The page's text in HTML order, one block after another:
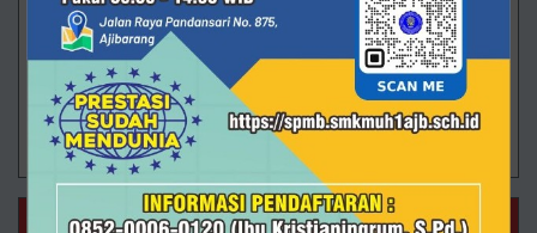
Jurusan Manajemen Perkantoran dan Layanan Bisnis
(MPLB) SMK Muhammadiyah 1 Ajibarang terus
menunjukkan langkah progresif dalam menyiapkan
peserta didik yang tidak hanya kompeten di kela
22/12/2025 09:01 - Oleh Administrator - Dilihat 1372 kali